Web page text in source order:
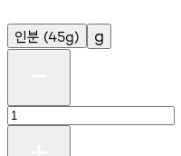
인분 (45g) g